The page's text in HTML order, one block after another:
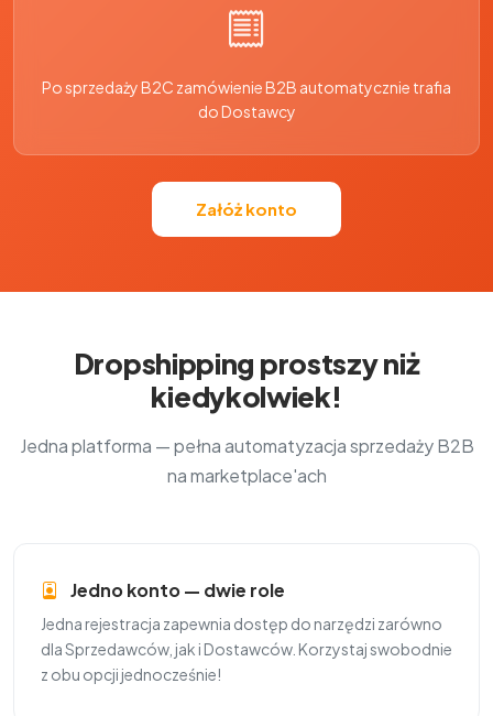
Po sprzedaży B2C zamówienie B2B automatycznie trafia
do Dostawcy
Załóż konto
Dropshipping prostszy niż
kiedykolwiek!
Jedna platforma — pełna automatyzacja sprzedaży B2B
na marketplace'ach
Jedno konto — dwie role
Jedna rejestracja zapewnia dostęp do narzędzi zarówno
dla Sprzedawców, jak i Dostawców. Korzystaj swobodnie
z obu opcji jednocześnie!